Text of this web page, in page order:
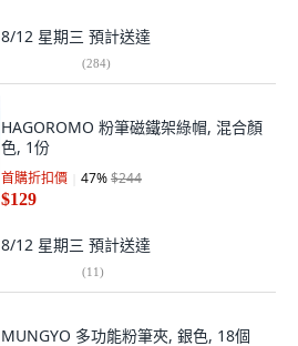
8/12 星期三 預計送達
(284)
HAGOROMO 粉筆磁鐵架綠帽, 混合顏
色, 1份
首購折扣價 47%$244
$129
8/12 星期三 預計送達
(11)
MUNGYO 多功能粉筆夾, 銀色, 18個